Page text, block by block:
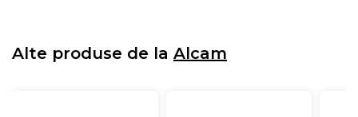
Alte produse de la Alcam